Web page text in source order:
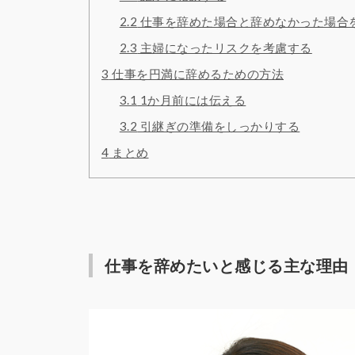
2.2 仕事を辞めた場合と辞めなかった場合
2.3 主婦になったリスクを考慮する
3 仕事を円満に辞めるための方法
3.1 1か月前には伝える
3.2 引継ぎの準備をしっかりする
4 まとめ
仕事を辞めたいと感じる主な理由